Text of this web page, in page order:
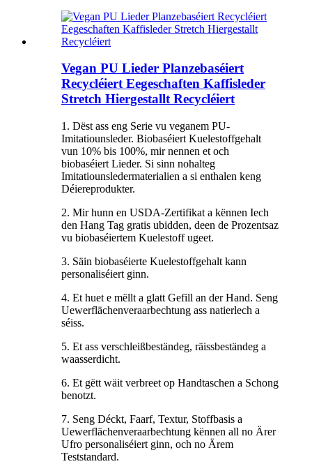
Vegan PU Lieder Planzebaséiert
Recycléiert Eegeschaften Kaffisleder
Stretch Hiergestallt Recycléiert
1. Dëst ass eng Serie vu veganem PU-
Imitatiounsleder. Biobaséiert Kuelestoffgehalt
vun 10% bis 100%, mir nennen et och
biobaséiert Lieder. Si sinn nohalteg
Imitatiounsledermaterialien a si enthalen keng
Déiereprodukter.
2. Mir hunn en USDA-Zertifikat a kënnen Iech
den Hang Tag gratis ubidden, deen de Prozentsaz
vu biobaséiertem Kuelestoff ugeet.
3. Säin biobaséierte Kuelestoffgehalt kann
personaliséiert ginn.
4. Et huet e mëllt a glatt Gefill an der Hand. Seng
Uewerflächenveraarbechtung ass natierlech a
séiss.
5. Et ass verschleißbeständeg, räissbeständeg a
waasserdicht.
6. Et gëtt wäit verbreet op Handtaschen a Schong
benotzt.
7. Seng Déckt, Faarf, Textur, Stoffbasis a
Uewerflächenveraarbechtung kënnen all no Ärer
Ufro personaliséiert ginn, och no Ärem
Teststandard.